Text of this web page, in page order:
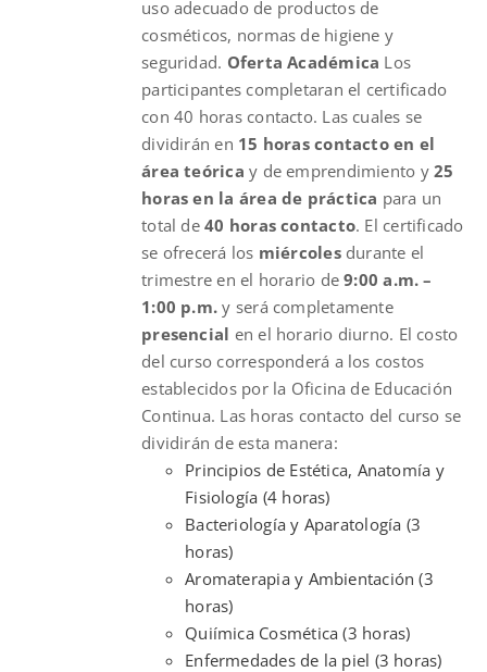
uso adecuado de productos de
cosméticos, normas de higiene y
seguridad. Oferta Académica Los
participantes completaran el certificado
con 40 horas contacto. Las cuales se
dividirán en 15 horas contacto en el
área teórica y de emprendimiento y25
horas en la área de práctica para un
total de40 horas contacto. El certificado
se ofrecerá los miércolesdurante el
trimestre en el horario de9:00 a.m. –
1:00 p.m. y será completamente
presencial en el horario diurno. El costo
del curso corresponderá a los costos
establecidos por la Oficina de Educación
Continua. Las horas contacto del curso se
dividirán de esta manera:
Principios de Estética, Anatomía y
Fisiología (4 horas)
Bacteriología y Aparatología (3
horas)
Aromaterapia y Ambientación (3
horas)
Quiímica Cosmética (3 horas)
Enfermedades de la piel (3 horas)